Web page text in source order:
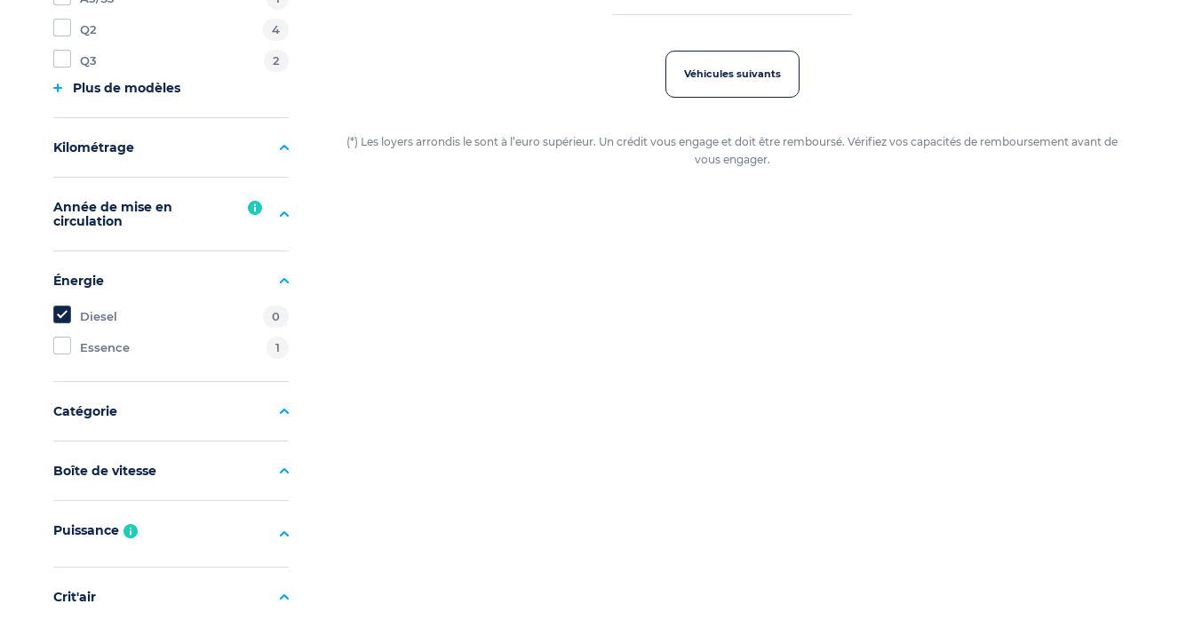
Q2 4
Q3 2
Plus de modèles
Kilométrage
Année de mise en
circulation
Énergie
Diesel 0
Essence 1
Catégorie
Boîte de vitesse
Puissance
Crit'air
Véhicules suivants
(*) Les loyers arrondis le sont à l’euro supérieur. Un crédit vous engage et doit être remboursé. Vérifiez vos capacités de remboursement avant de
vous engager.